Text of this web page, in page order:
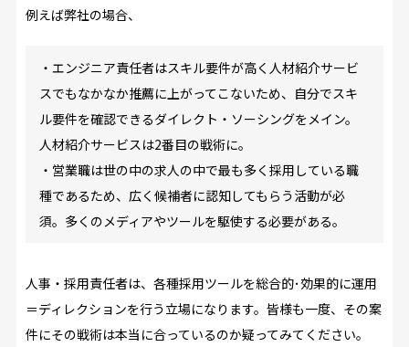
例えば弊社の場合、
・エンジニア責任者はスキル要件が高く人材紹介サービ
スでもなかなか推薦に上がってこないため、自分でスキ
ル要件を確認できるダイレクト・ソーシングをメイン。
人材紹介サービスは2番目の戦術に。
・営業職は世の中の求人の中で最も多く採用している職
種であるため、広く候補者に認知してもらう活動が必
須。多くのメディアやツールを駆使する必要がある。
人事・採用責任者は、各種採用ツールを総合的･効果的に運用
＝ディレクションを行う立場になります。皆様も一度、その案
件にその戦術は本当に合っているのか疑ってみてください。